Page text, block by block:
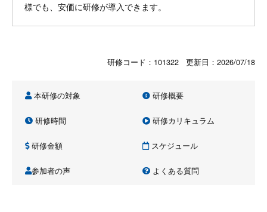
様でも、安価に研修が導入できます。
研修コード：101322 更新日： 2026/07/18
本研修の対象 研修概要
研修時間 研修カリキュラム
研修金額 スケジュール
参加者の声 よくある質問